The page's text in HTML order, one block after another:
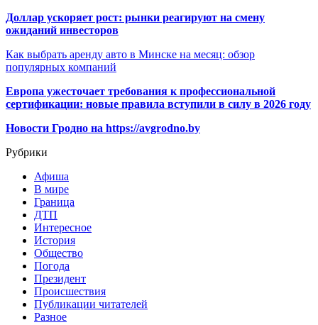
Доллар ускоряет рост: рынки реагируют на смену
ожиданий инвесторов
Как выбрать аренду авто в Минске на месяц: обзор
популярных компаний
Европа ужесточает требования к профессиональной
сертификации: новые правила вступили в силу в 2026 году
Новости Гродно на https://avgrodno.by
Рубрики
Афиша
В мире
Граница
ДТП
Интересное
История
Общество
Погода
Президент
Происшествия
Публикации читателей
Разное